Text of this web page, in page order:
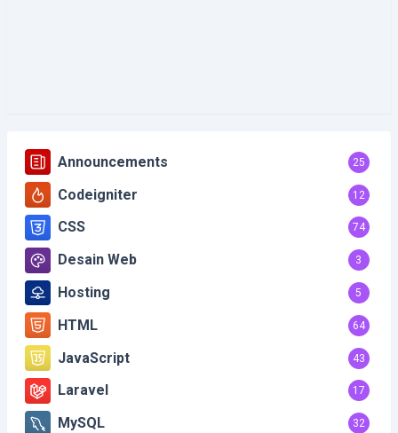
Announcements 25
Codeigniter 12
CSS 74
Desain Web 3
Hosting 5
HTML 64
JavaScript 43
Laravel 17
MySQL 32